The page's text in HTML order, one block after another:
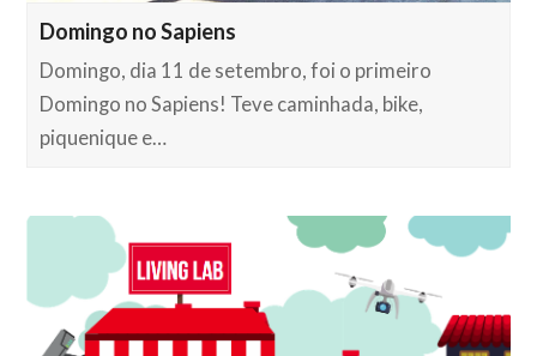
Domingo no Sapiens
Domingo, dia 11 de setembro, foi o primeiro
Domingo no Sapiens! Teve caminhada, bike,
piquenique e…